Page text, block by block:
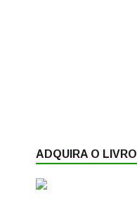
ADQUIRA O LIVRO